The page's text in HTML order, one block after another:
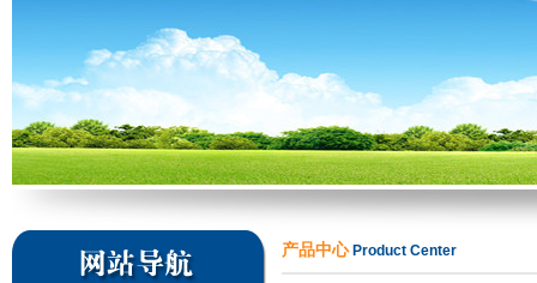
产品中心Product Center